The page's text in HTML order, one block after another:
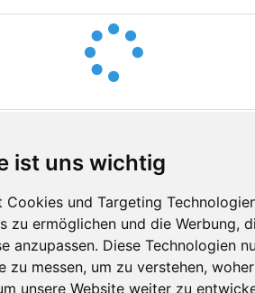
ist uns wichtig
und Targeting
zu ermöglichen und die Werbung,
anzupassen. Diese Technologien
zu messen, um zu verstehen,
unsere Website weiter zu
Facebook
Twitter
YouTube